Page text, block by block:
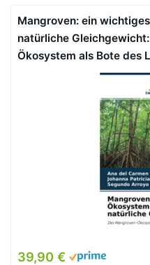
Mangroven: ein
natürliche
Ökosystem als Bote des
39,90 €